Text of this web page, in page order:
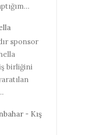
sponsor
birliğini
- Kış